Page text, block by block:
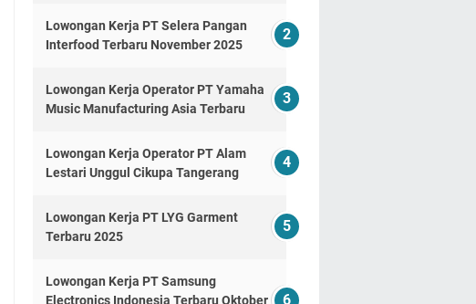
Lowongan Kerja PT Selera Pangan
Interfood Terbaru November 2025
Lowongan Kerja Operator PT Yamaha
Music Manufacturing Asia Terbaru
Lowongan Kerja Operator PT Alam
Lestari Unggul Cikupa Tangerang
Lowongan Kerja PT LYG Garment
Terbaru 2025
Lowongan Kerja PT Samsung
Electronics Indonesia Terbaru Oktober